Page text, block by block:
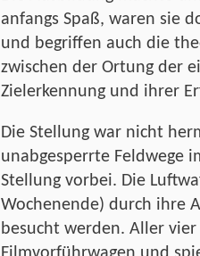
anfangs Spaß, waren sie
und begriffen auch die
zwischen der Ortung der
Zielerkennung und ihrer
Die Stellung war nicht
unabgesperrte Feldwege
Stellung vorbei. Die
Wochenende) durch ihre
besucht werden. Aller